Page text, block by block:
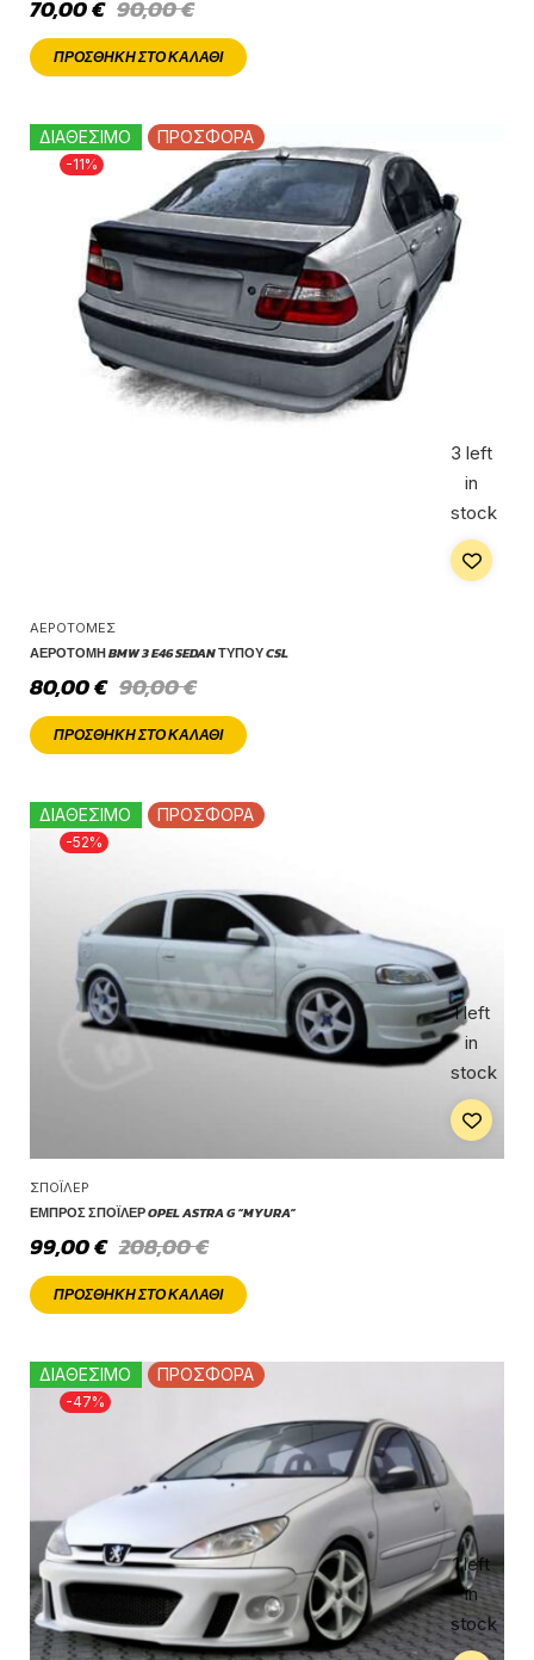
90,00€
70,00€
ΠΡΟΣΘΉΚΗ ΣΤΟ ΚΑΛΆΘΙ
-11%
ΔΙΑΘΕΣΙΜΟ ΠΡΟΣΦΟΡΑ
3 left
in
stock
ΑΕΡΟΤΟΜΈΣ
ΑΕΡΟΤΟΜΉ BMW 3 E46 SEDAN ΤΎΠΟΥ CSL
90,00€
80,00€
ΠΡΟΣΘΉΚΗ ΣΤΟ ΚΑΛΆΘΙ
-52%
ΔΙΑΘΕΣΙΜΟ ΠΡΟΣΦΟΡΑ
1 left
in
stock
ΣΠΌΙΛΕΡ
ΕΜΠΡΌΣ ΣΠΌΙΛΕΡ OPEL ASTRA G “MYURA”
208,00€
99,00€
ΠΡΟΣΘΉΚΗ ΣΤΟ ΚΑΛΆΘΙ
-47%
ΔΙΑΘΕΣΙΜΟ ΠΡΟΣΦΟΡΑ
1 left
in
stock